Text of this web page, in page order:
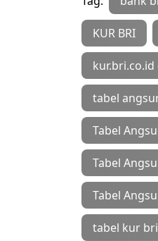
KUR BRI
tabel
Tabel
Tabel
Tabel
tabel kur